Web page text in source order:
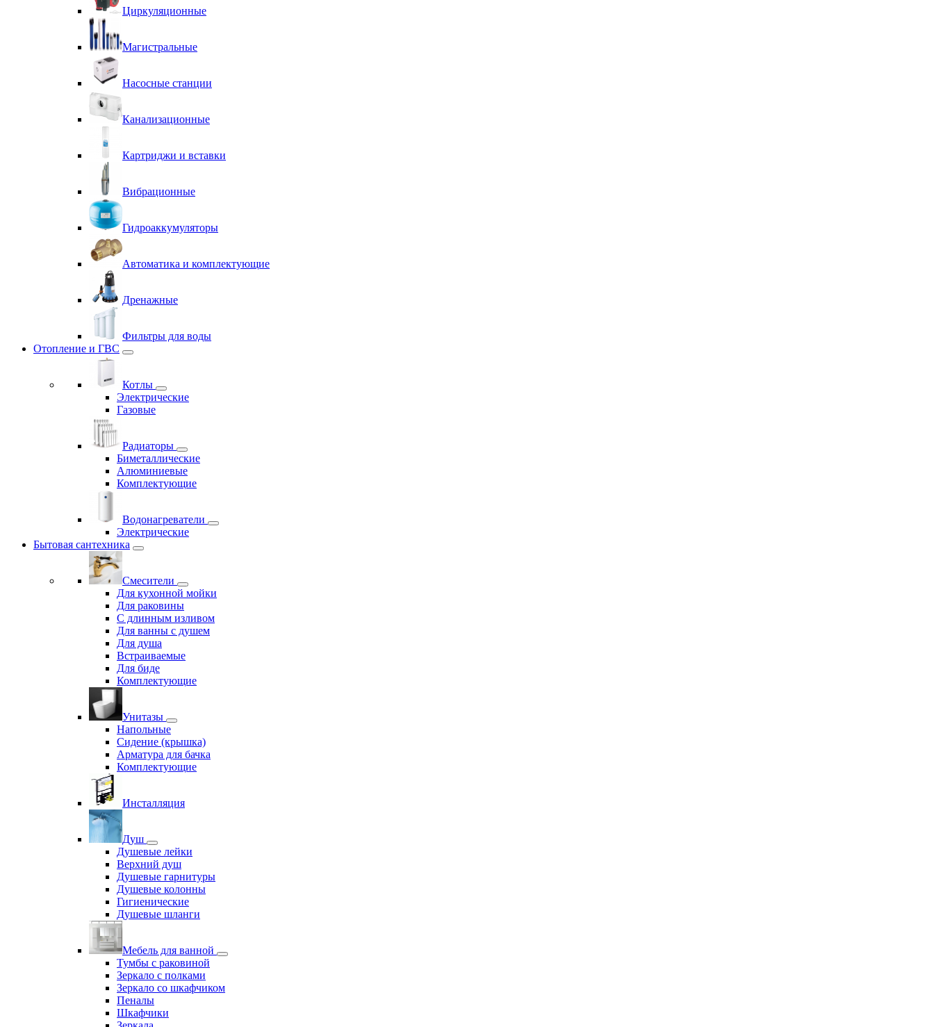
Циркуляционные
Магистральные
Насосные станции
Канализационные
Картриджи и вставки
Вибрационные
Гидроаккумуляторы
Автоматика и комплектующие
Дренажные
Фильтры для воды
Отопление и ГВС
Котлы
Электрические
Газовые
Радиаторы
Биметаллические
Алюминиевые
Комплектующие
Водонагреватели
Электрические
Бытовая сантехника
Смесители
Для кухонной мойки
Для раковины
С длинным изливом
Для ванны с душем
Для душа
Встраиваемые
Для биде
Комплектующие
Унитазы
Напольные
Сидение (крышка)
Арматура для бачка
Комплектующие
Инсталляция
Душ
Душевые лейки
Верхний душ
Душевые гарнитуры
Душевые колонны
Гигиенические
Душевые шланги
Мебель для ванной
Тумбы с раковиной
Зеркало с полками
Зеркало со шкафчиком
Пеналы
Шкафчики